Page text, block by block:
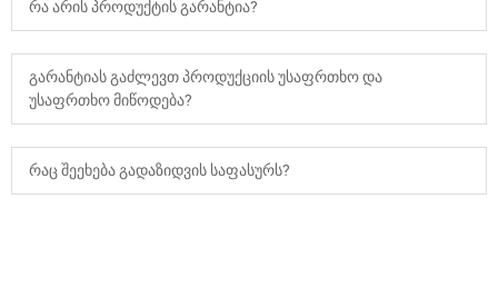
რა არის პროდუქტის გარანტია?
გარანტიას გაძლევთ პროდუქციის უსაფრთხო და
უსაფრთხო მიწოდება?
რაც შეეხება გადაზიდვის საფასურს?